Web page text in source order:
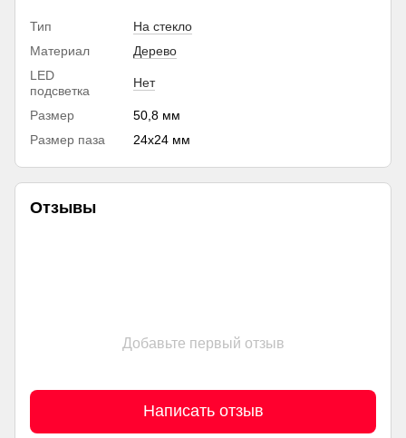
Тип
На стекло
Материал
Дерево
LED
подсветка
Нет
Размер
50,8 мм
Размер паза
24х24 мм
Отзывы
Добавьте первый отзыв
Написать отзыв